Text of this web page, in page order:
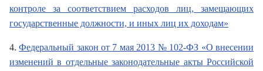
контроле за соответствием расходов лиц, замещающих
государственные должности, и иных лиц их доходам»
4.Федеральный закон от 7 мая 2013 № 102-ФЗ «О внесении
изменений в отдельные законодательные акты Российской